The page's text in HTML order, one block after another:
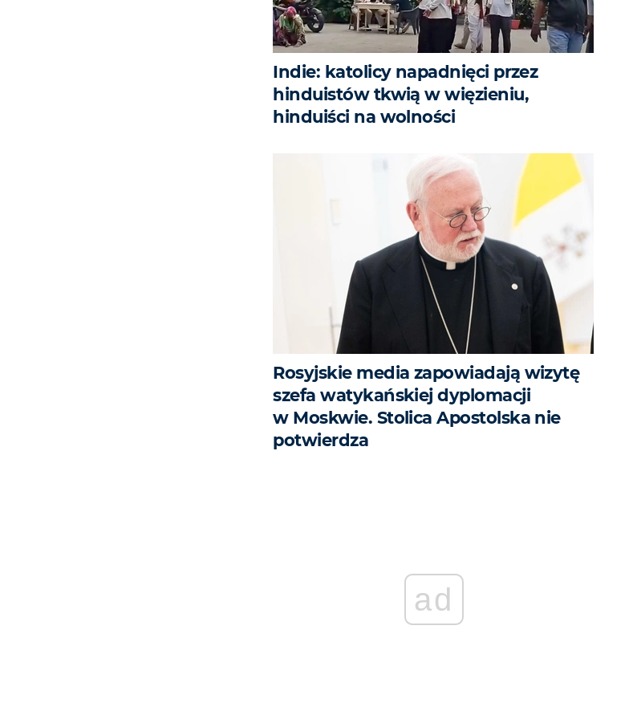
Indie: katolicy napadnięci przez
hinduistów tkwią w więzieniu,
hinduiści na wolności
Rosyjskie media zapowiadają wizytę
szefa watykańskiej dyplomacji
w Moskwie. Stolica Apostolska nie
potwierdza
ad